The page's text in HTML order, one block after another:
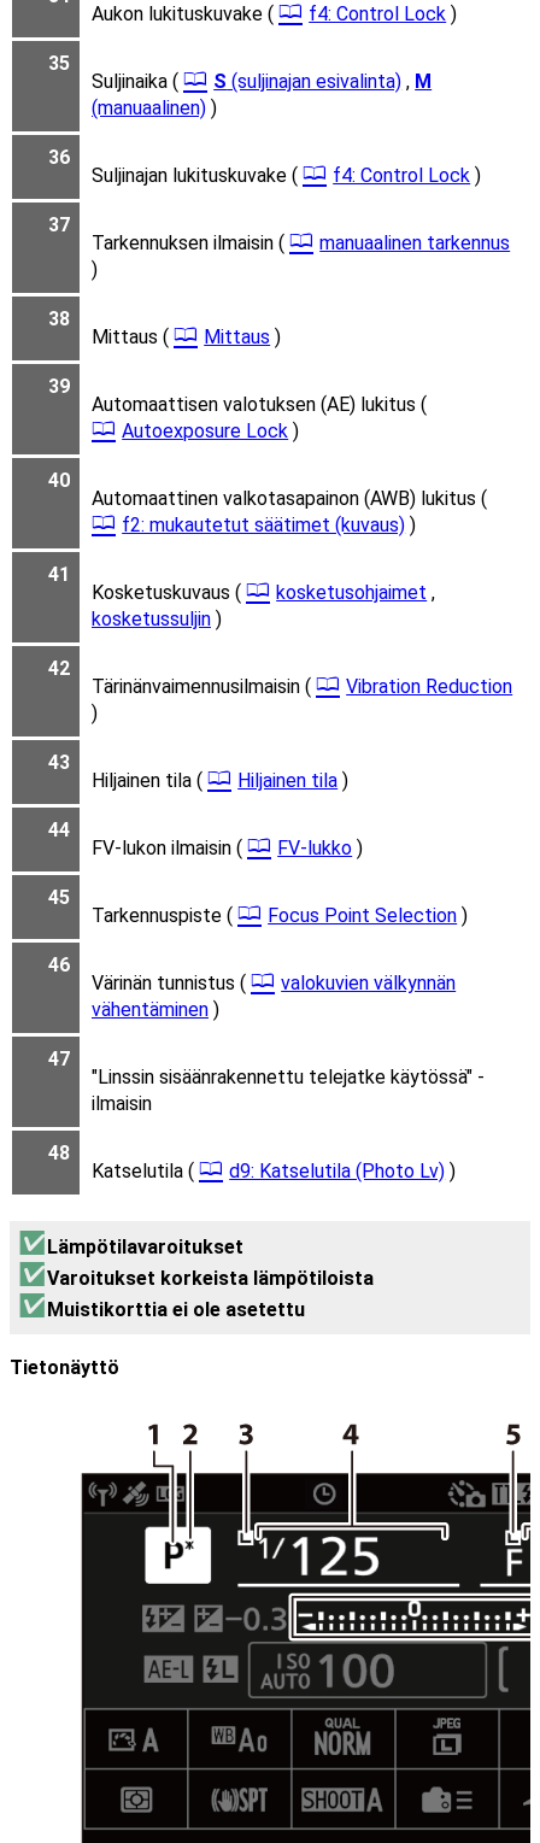
Aukon lukituskuvake ( f4: Control Lock )
35
Suljinaika ( S (suljinajan esivalinta) , M
(manuaalinen) )
36
Suljinajan lukituskuvake ( f4: Control Lock )
37
Tarkennuksen ilmaisin (
manuaalinen tarkennus
)
38
Mittaus ( Mittaus )
39
Automaattisen valotuksen (AE) lukitus (
Autoexposure Lock )
40
Automaattinen valkotasapainon (AWB) lukitus (
f2: mukautetut säätimet (kuvaus) )
41
Kosketuskuvaus ( kosketusohjaimet ,
kosketussuljin )
42
Tärinänvaimennusilmaisin (
Vibration Reduction
)
43
Hiljainen tila ( Hiljainen tila )
44
FV-lukon ilmaisin ( FV-lukko )
45
Tarkennuspiste ( Focus Point Selection )
46
Värinän tunnistus (
valokuvien välkynnän
vähentäminen )
47
"Linssin sisäänrakennettu telejatke käytössä" -
ilmaisin
48
Katselutila ( d9: Katselutila (Photo Lv) )
Lämpötilavaroitukset
Varoitukset korkeista lämpötiloista
Muistikorttia ei ole asetettu
Tietonäyttö